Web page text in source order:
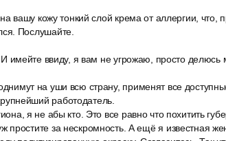
вашу кожу тонкий слой крема от аллергии,
Послушайте.
имейте ввиду, я вам не угрожаю, просто делюсь
на уши всю страну, применят все
работодатель.
я не абы кто. Это все равно что похитить
простите за нескромность. А ещё я известная